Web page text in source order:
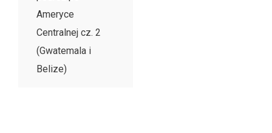
Ameryce
Centralnej cz. 2
(Gwatemala i
Belize)